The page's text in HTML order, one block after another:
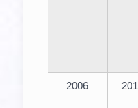
2006